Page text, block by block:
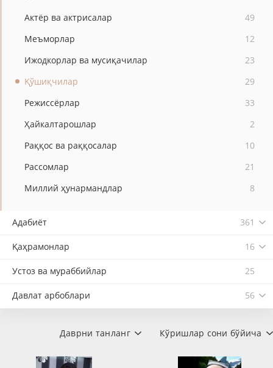
Актёр ва актрисалар
49
Меъморлар
12
Ижодкорлар ва мусиқачилар
23
Қўшиқчилар
29
Режиссёрлар
33
Ҳайкалтарошлар
2
Раққос ва раққосалар
10
Рассомлар
21
Миллий ҳунармандлар
8
Адабиёт 361
Қаҳрамонлар 16
Устоз ва мураббийлар 25
Давлат арбоблари 56
Кўришлар сони бўйича
Даврни танланг